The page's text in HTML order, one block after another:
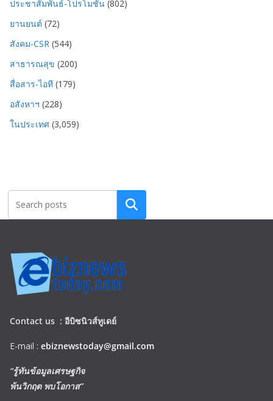
ประชาสัมพันธ์-โปรโมชั่น (802)
ยานยนต์ (72)
สังคม-CSR (544)
สาธารณสุข (200)
สื่อสาร-ไอที (179)
อสังหาฯ (228)
ในประเทศ (3,059)
Search
Contact us : อีบิซนิวส์ทูเดย์
E-mail : ebiznewstoday@gmail.com
“รู้ทันข้อมูลเศรษฐกิจ
พ้นวิกฤต พบโอกาส”